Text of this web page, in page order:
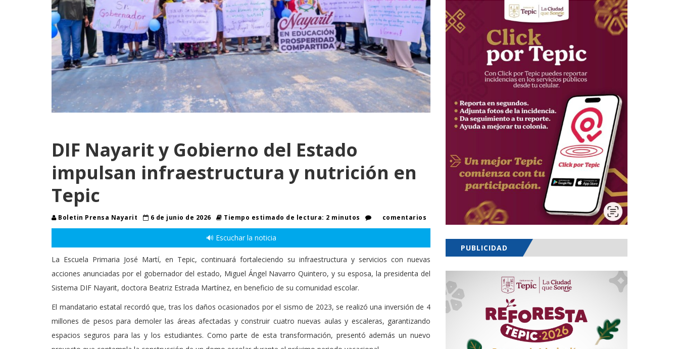
DIF Nayarit y Gobierno del Estado
impulsan infraestructura y nutrición en
Tepic
Boletin Prensa Nayarit 6 de junio de 2026 Tiempo estimado de lectura: 2 minutos comentarios
🔊 Escuchar la noticia
La Escuela Primaria José Martí, en Tepic, continuará fortaleciendo su infraestructura y servicios con nuevas
acciones anunciadas por el gobernador del estado, Miguel Ángel Navarro Quintero, y su esposa, la presidenta del
Sistema DIF Nayarit, doctora Beatriz Estrada Martínez, en beneficio de su comunidad escolar.
El mandatario estatal recordó que, tras los daños ocasionados por el sismo de 2023, se realizó una inversión de 4
millones de pesos para demoler las áreas afectadas y construir cuatro nuevas aulas y escaleras, garantizando
espacios seguros para las y los estudiantes. Como parte de esta transformación, presentó además un nuevo
PUBLICIDAD